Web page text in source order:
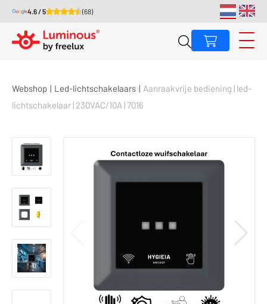
4.6 / 5 (68)
Webshop | Led-lichtschakelaars | Aanraakvrije bediening | led-
lichtschakelaar | 230VAC/10A | 7016